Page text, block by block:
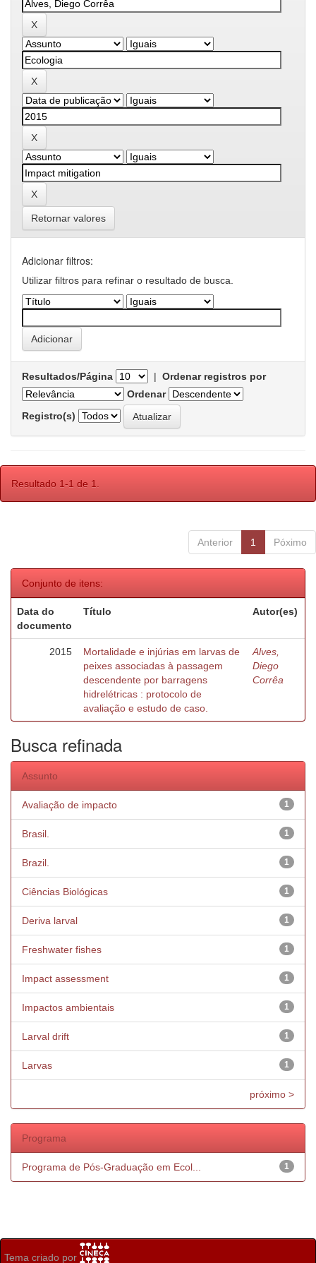
Retornar valores
Adicionar filtros:
Utilizar filtros para refinar o resultado de busca.
Resultados/Página | Ordenar registros por
Ordenar
Registro(s)
Resultado 1-1 de 1.
Anterior 1 Póximo
Conjunto de itens:
Data do
documento
Título Autor(es)
2015
Mortalidade e injúrias em larvas de
peixes associadas à passagem
descendente por barragens
hidrelétricas : protocolo de
avaliação e estudo de caso.
Alves,
Diego
Corrêa
Busca refinada
Assunto
1
Avaliação de impacto
1
Brasil.
1
Brazil.
1
Ciências Biológicas
1
Deriva larval
1
Freshwater fishes
1
Impact assessment
1
Impactos ambientais
1
Larval drift
1
Larvas
próximo >
Programa
1
Programa de Pós-Graduação em Ecol...
Tema criado por